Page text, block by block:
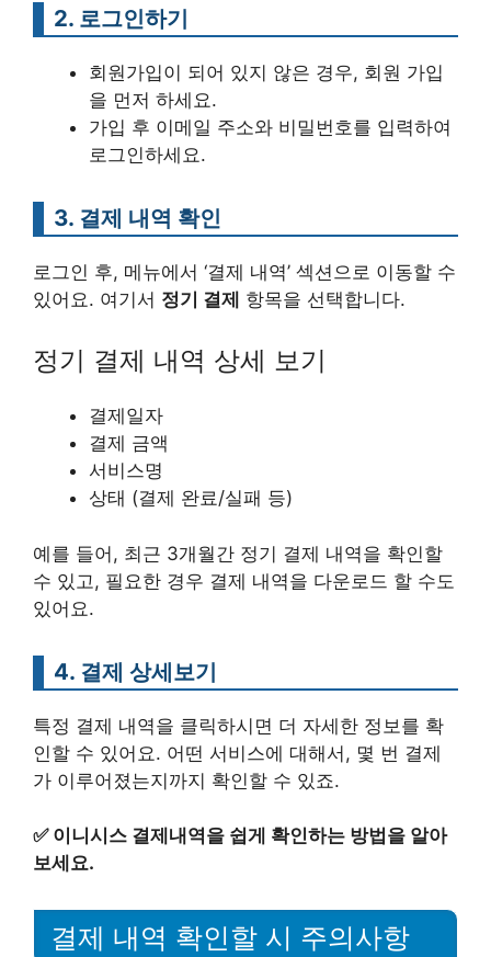
2. 로그인하기
회원가입이 되어 있지 않은 경우, 회원 가입
을 먼저 하세요.
가입 후 이메일 주소와 비밀번호를 입력하여
로그인하세요.
3. 결제 내역 확인
로그인 후, 메뉴에서 ‘결제 내역’ 섹션으로 이동할 수
있어요. 여기서 정기 결제 항목을 선택합니다.
정기 결제 내역 상세 보기
결제일자
결제 금액
서비스명
상태 (결제 완료/실패 등)
예를 들어, 최근 3개월간 정기 결제 내역을 확인할
수 있고, 필요한 경우 결제 내역을 다운로드 할 수도
있어요.
4. 결제 상세보기
특정 결제 내역을 클릭하시면 더 자세한 정보를 확
인할 수 있어요. 어떤 서비스에 대해서, 몇 번 결제
가 이루어졌는지까지 확인할 수 있죠.
✅ 이니시스 결제내역을 쉽게 확인하는 방법을 알아
보세요.
결제 내역 확인할 시 주의사항